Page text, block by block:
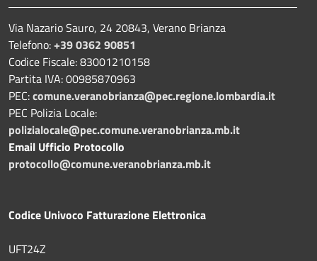
Via Nazario Sauro, 24 20843, Verano Brianza
Telefono:+39 0362 90851
Codice Fiscale: 83001210158
Partita IVA: 00985870963
PEC:comune.veranobrianza@pec.regione.lombardia.it
PEC Polizia Locale:
polizialocale@pec.comune.veranobrianza.mb.it
Email Ufficio Protocollo
protocollo@comune.veranobrianza.mb.it
Codice Univoco Fatturazione Elettronica
UFT24Z